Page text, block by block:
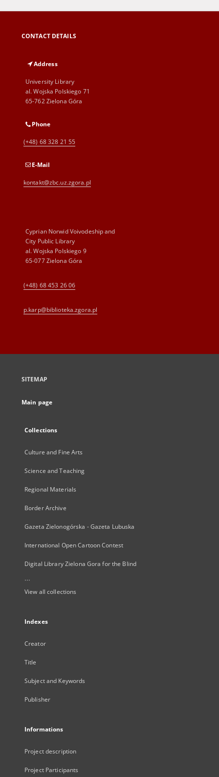
CONTACT DETAILS
Address
University Library
al. Wojska Polskiego 71
65-762 Zielona Góra
Phone
(+48) 68 328 21 55
E-Mail
kontakt@zbc.uz.zgora.pl
Cyprian Norwid Voivodeship and
City Public Library
al. Wojska Polskiego 9
65-077 Zielona Góra
(+48) 68 453 26 06
p.karp@biblioteka.zgora.pl
SITEMAP
Main page
Collections
Culture and Fine Arts
Science and Teaching
Regional Materials
Border Archive
Gazeta Zielonogórska - Gazeta Lubuska
International Open Cartoon Contest
Digital Library Zielona Gora for the Blind
...
View all collections
Indexes
Creator
Title
Subject and Keywords
Publisher
Informations
Project description
Project Participants